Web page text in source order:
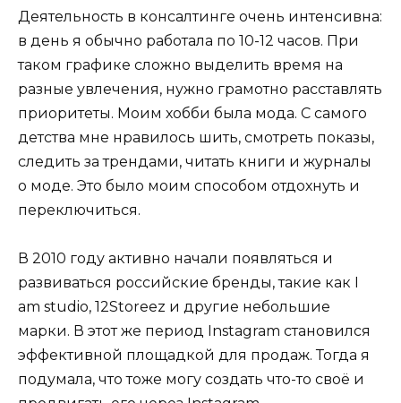
Деятельность в консалтинге очень интенсивна:
в день я обычно работала по 10-12 часов. При
таком графике сложно выделить время на
разные увлечения, нужно грамотно расставлять
приоритеты. Моим хобби была мода. С самого
детства мне нравилось шить, смотреть показы,
следить за трендами, читать книги и журналы
о моде. Это было моим способом отдохнуть и
переключиться.
В 2010 году активно начали появляться и
развиваться российские бренды, такие как I
am studio, 12Storeez и другие небольшие
марки. В этот же период Instagram становился
эффективной площадкой для продаж. Тогда я
подумала, что тоже могу создать что-то своё и